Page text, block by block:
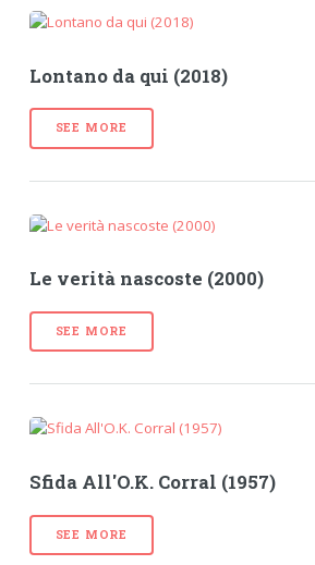
Lontano da qui (2018)
SEE MORE
Le verità nascoste (2000)
SEE MORE
Sfida All'O.K. Corral (1957)
SEE MORE